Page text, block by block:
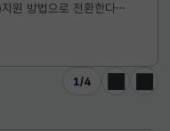
원 방법으로 전환한다고
1/4
이전 다음